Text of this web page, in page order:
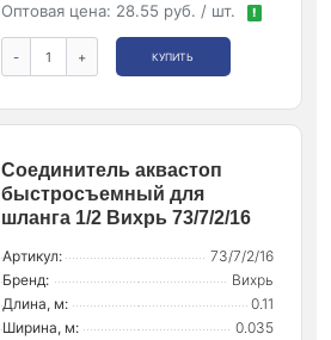
Оптовая цена: 28.55 руб. / шт. !
- + КУПИТЬ
Соединитель аквастоп
быстросъемный для
шланга 1/2 Вихрь 73/7/2/16
Артикул:
73/7/2/16
Бренд:
Вихрь
Длина, м:
0.11
Ширина, м:
0.035